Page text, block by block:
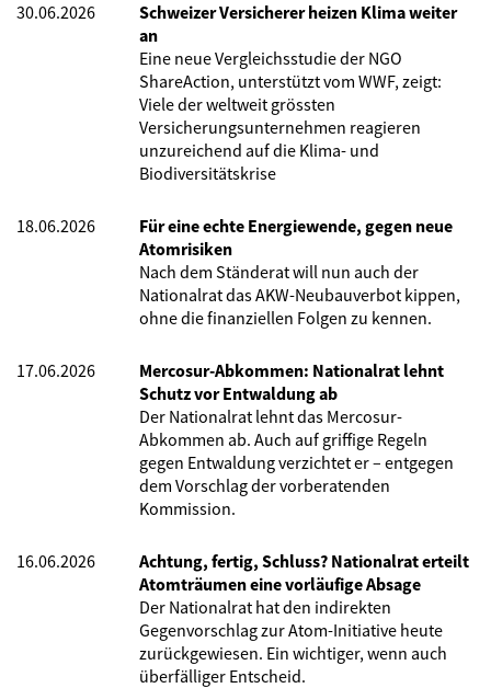
30.06.2026
Schweizer Versicherer heizen Klima weiter
an
Eine neue Vergleichsstudie der NGO
ShareAction, unterstützt vom WWF, zeigt:
Viele der weltweit grössten
Versicherungsunternehmen reagieren
unzureichend auf die Klima- und
Biodiversitätskrise
18.06.2026
Für eine echte Energiewende, gegen neue
Atomrisiken
Nach dem Ständerat will nun auch der
Nationalrat das AKW-Neubauverbot kippen,
ohne die finanziellen Folgen zu kennen.
17.06.2026
Mercosur-Abkommen: Nationalrat lehnt
Schutz vor Entwaldung ab
Der Nationalrat lehnt das Mercosur-
Abkommen ab. Auch auf griffige Regeln
gegen Entwaldung verzichtet er – entgegen
dem Vorschlag der vorberatenden
Kommission.
16.06.2026
Achtung, fertig, Schluss? Nationalrat erteilt
Atomträumen eine vorläufige Absage
Der Nationalrat hat den indirekten
Gegenvorschlag zur Atom-Initiative heute
zurückgewiesen. Ein wichtiger, wenn auch
überfälliger Entscheid.